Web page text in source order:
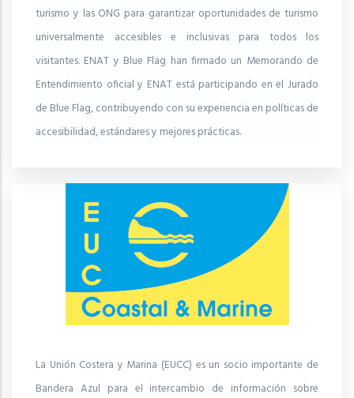
turismo y las ONG para garantizar oportunidades de turismo
universalmente accesibles e inclusivas para todos los
visitantes. ENAT y Blue Flag han firmado un Memorando de
Entendimiento oficial y ENAT está participando en el Jurado
de Blue Flag, contribuyendo con su experiencia en políticas de
accesibilidad, estándares y mejores prácticas.
La Unión Costera y Marina (EUCC) es un socio importante de
Bandera Azul para el intercambio de información sobre